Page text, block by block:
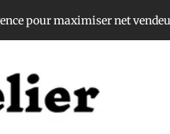
maximiser net vendeur
14